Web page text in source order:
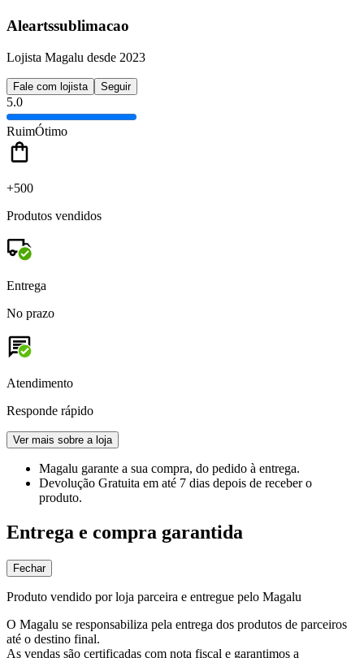
Aleartssublimacao
Lojista Magalu desde 2023
Fale com lojista Seguir
5.0
RuimÓtimo
+500
Produtos vendidos
Entrega
No prazo
Atendimento
Responde rápido
Ver mais sobre a loja
Magalu garante a sua compra, do pedido à entrega.
Devolução Gratuita em até 7 dias depois de receber o
produto.
Entrega e compra garantida
Fechar
Produto vendido por loja parceira e entregue pelo Magalu
O Magalu se responsabiliza pela entrega dos produtos de parceiros
até o destino final.
As vendas são certificadas com nota fiscal e garantimos a